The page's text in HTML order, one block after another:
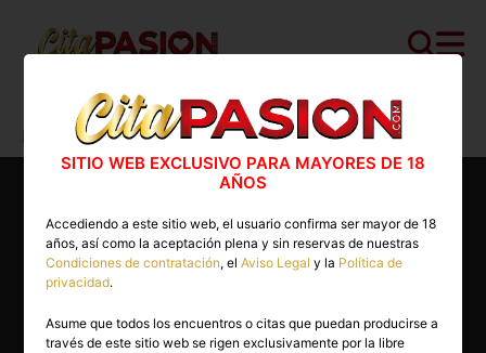
Cita PASION.COM>Masajistas >Madrid>
Madrid capital>Alina
SITIO WEB EXCLUSIVO PARA MAYORES DE 18
AÑOS
Accediendo a este sitio web, el usuario confirma ser mayor de 18
años, así como la aceptación plena y sin reservas de nuestras
Condiciones de contratación, elAviso Legal y la Política de
privacidad.
Asume que todos los encuentros o citas que puedan producirse a
través de este sitio web se rigen exclusivamente por la libre